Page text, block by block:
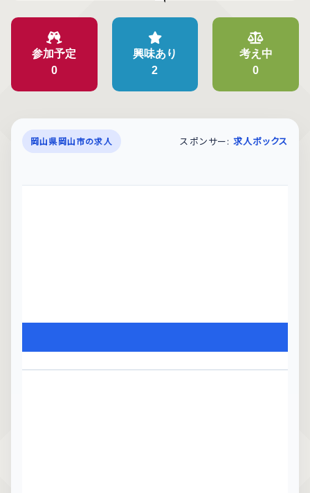
参加予定
0
興味あり
2
考え中
0
岡山県岡山市の求人 スポンサー: 求人ボックス